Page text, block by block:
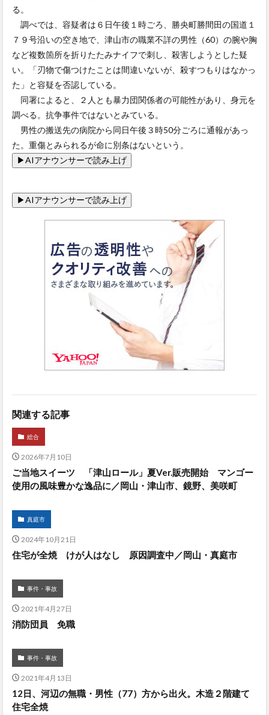
る。
調べでは、容疑者は６日午後１時ごろ、勝央町勝間田の国道１
７９号沿いの空き地で、津山市の職業不詳の男性（60）の腕や胸
など複数箇所を折りたたみナイフで刺し、殺害しようとした疑
い。「刃物で傷つけたことは間違いないが、殺すつもりはなかっ
た」と容疑を否認している。
同署によると、２人とも暴力団関係者の可能性があり、身元を
調べる。抗争事件ではないとみている。
男性の搬送先の病院から同日午後３時50分ごろに通報があっ
た。重傷とみられるが命に別条はないという。
関連する記事
総合
2026年7月10日
ご当地スイーツ 「津山ロール」夏Ver.販売開始 マンゴー
使用の風味豊かな逸品に／岡山・津山市、鏡野、美咲町
真庭市
2024年10月21日
住宅が全焼 けが人はなし 原因調査中／岡山・真庭市
事件・事故
2021年4月27日
消防団員 免職
事件・事故
2021年4月13日
12日、河辺の無職・男性（77）方から出火。木造２階建て
住宅全焼